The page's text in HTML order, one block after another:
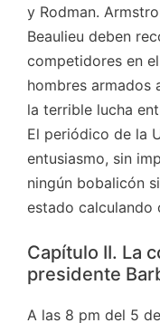
y Rodman.
Beaulieu deben
competidores en
hombres armados
la terrible lucha
El periódico de la
entusiasmo, sin
ningún bobalicón
estado calculando
Capítulo II. La
presidente
A las 8 pm del 5